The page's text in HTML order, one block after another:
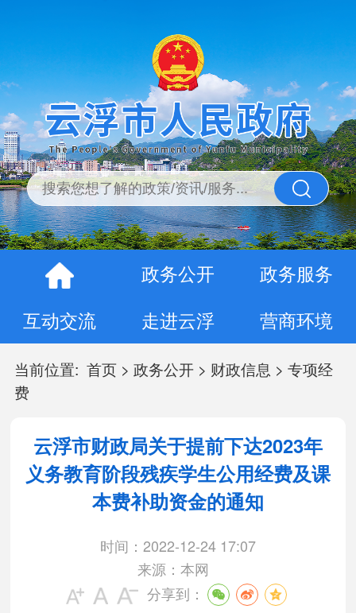
政务公开
政务服务
互动交流
走进云浮 营商环境
当前位置: 首页> 政务公开> 财政信息 > 专项经
费
云浮市财政局关于提前下达2023年
义务教育阶段残疾学生公用经费及课
本费补助资金的通知
时间：2022-12-24 17:07
来源：本网
分享到：